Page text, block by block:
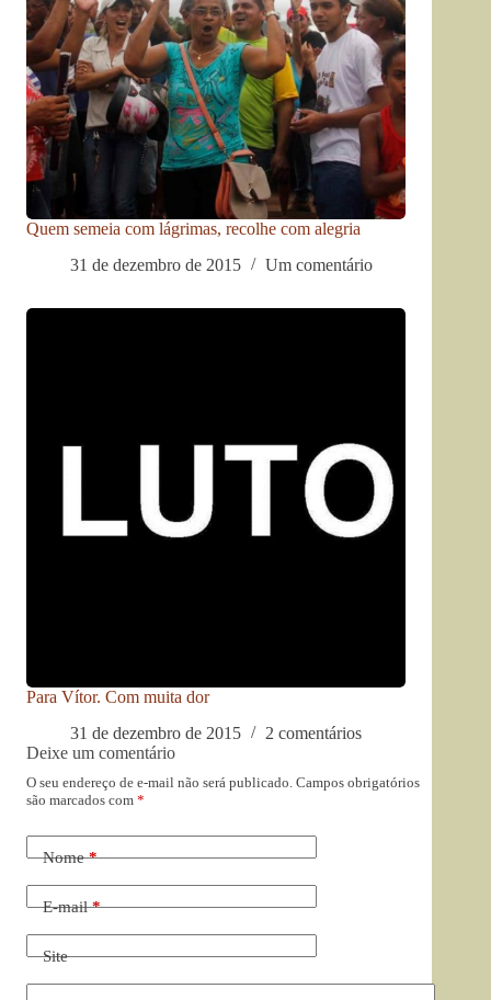
Quem semeia com lágrimas, recolhe com alegria
31 de dezembro de 2015
Um comentário
Para Vítor. Com muita dor
31 de dezembro de 2015
2 comentários
Deixe um comentário
O seu endereço de e-mail não será publicado. Campos obrigatórios
são marcados com *
Nome*
E-mail*
Site